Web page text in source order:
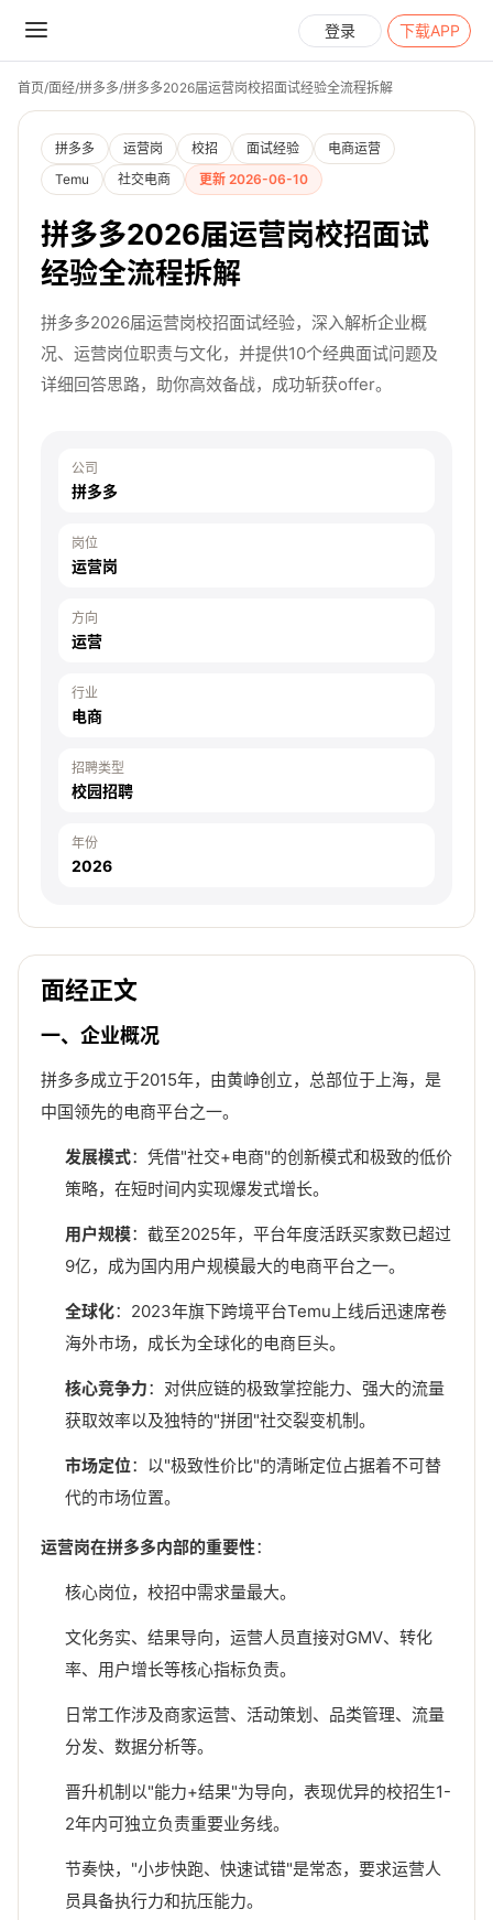
登录 下载APP
首页/面经/拼多多/拼多多2026届运营岗校招面试经验全流程拆解
拼多多 运营岗 校招 面试经验
电商运营
Temu
社交电商 更新 2026-06-10
拼多多2026届运营岗校招面试
经验全流程拆解
拼多多2026届运营岗校招面试经验，深入解析企业概
况、运营岗位职责与文化，并提供10个经典面试问题及
详细回答思路，助你高效备战，成功斩获offer。
公司
拼多多
岗位
运营岗
方向
运营
行业
电商
招聘类型
校园招聘
年份
2026
面经正文
一、企业概况
拼多多成立于2015年，由黄峥创立，总部位于上海，是
中国领先的电商平台之一。
发展模式：凭借"社交+电商"的创新模式和极致的低价
策略，在短时间内实现爆发式增长。
用户规模：截至2025年，平台年度活跃买家数已超过
9亿，成为国内用户规模最大的电商平台之一。
全球化：2023年旗下跨境平台Temu上线后迅速席卷
海外市场，成长为全球化的电商巨头。
核心竞争力：对供应链的极致掌控能力、强大的流量
获取效率以及独特的"拼团"社交裂变机制。
市场定位：以"极致性价比"的清晰定位占据着不可替
代的市场位置。
运营岗在拼多多内部的重要性：
核心岗位，校招中需求量最大。
文化务实、结果导向，运营人员直接对GMV、转化
率、用户增长等核心指标负责。
日常工作涉及商家运营、活动策划、品类管理、流量
分发、数据分析等。
晋升机制以"能力+结果"为导向，表现优异的校招生1-
2年内可独立负责重要业务线。
节奏快，"小步快跑、快速试错"是常态，要求运营人
员具备执行力和抗压能力。